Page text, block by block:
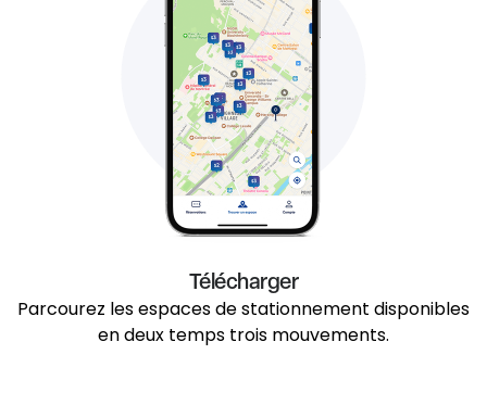
Télécharger
Parcourez les espaces de stationnement disponibles
en deux temps trois mouvements.